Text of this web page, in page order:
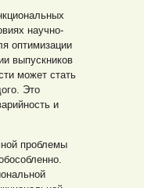
научно-
оптимизации
выпускников
может стать
Это
и
проблемы